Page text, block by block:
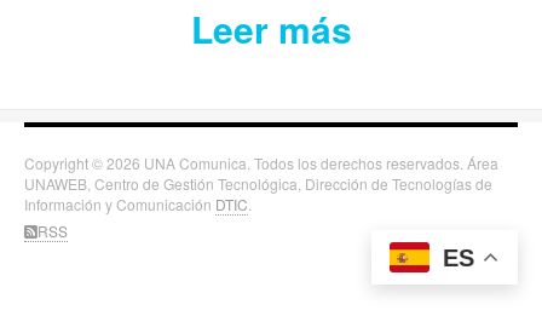
Leer más
ES
Copyright © 2026 UNA Comunica. Todos los derechos reservados. Área
UNAWEB, Centro de Gestión Tecnológica, Dirección de Tecnologías de
Información y Comunicación DTIC
RSS